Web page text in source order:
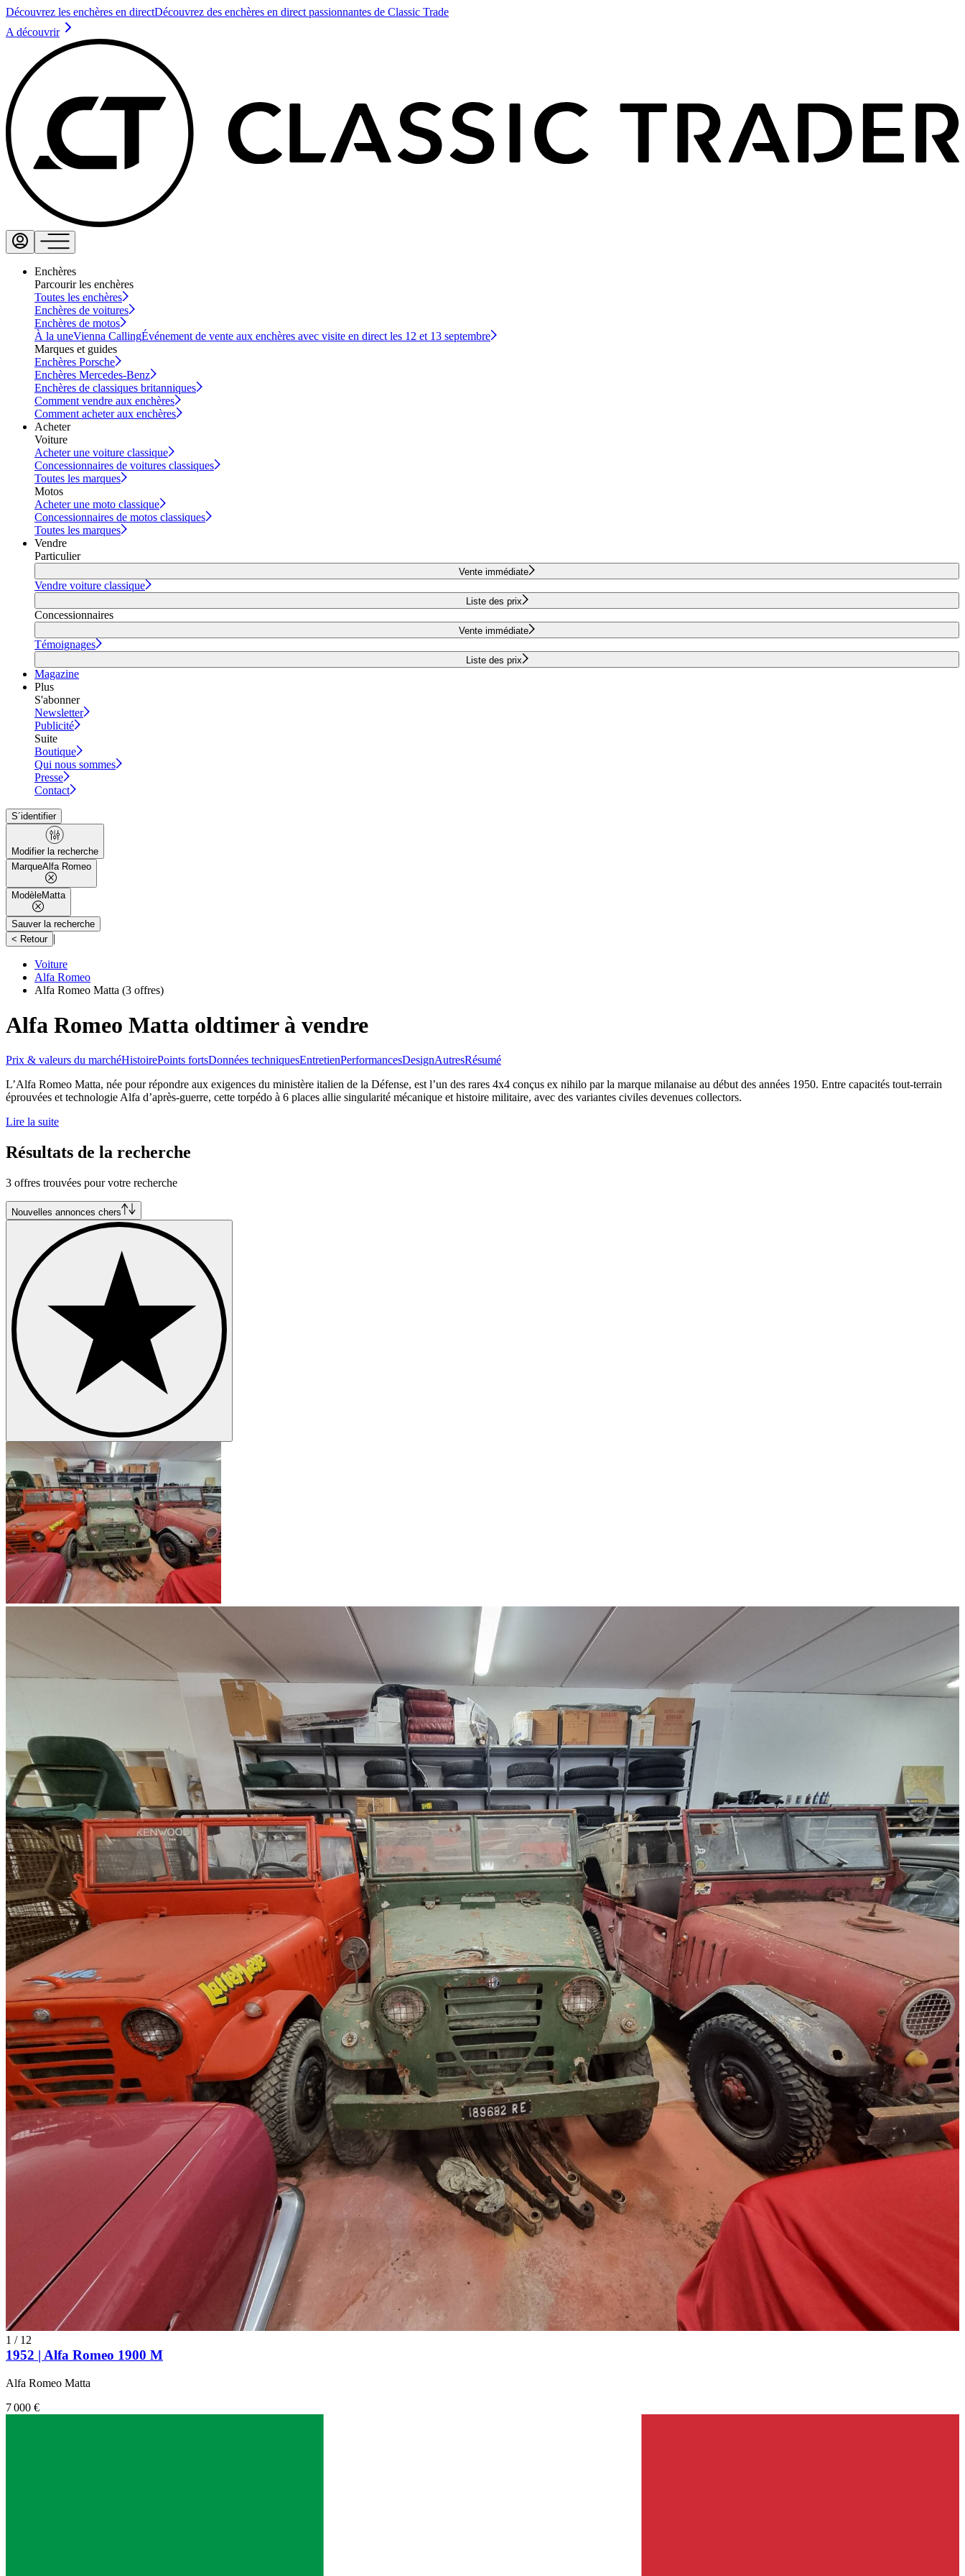
Découvrez les enchères en directDécouvrez des enchères en direct passionnantes de Classic Trade
A découvrir
Enchères
Parcourir les enchères
Toutes les enchères
Enchères de voitures
Enchères de motos
À la uneVienna CallingÉvénement de vente aux enchères avec visite en direct les 12 et 13 septembre
Marques et guides
Enchères Porsche
Enchères Mercedes-Benz
Enchères de classiques britanniques
Comment vendre aux enchères
Comment acheter aux enchères
Acheter
Voiture
Acheter une voiture classique
Concessionnaires de voitures classiques
Toutes les marques
Motos
Acheter une moto classique
Concessionnaires de motos classiques
Toutes les marques
Vendre
Particulier
Vente immédiate
Vendre voiture classique
Liste des prix
Concessionnaires
Vente immédiate
Témoignages
Liste des prix
Magazine
Plus
S'abonner
Newsletter
Publicité
Suite
Boutique
Qui nous sommes
Presse
Contact
S´identifier
Modifier la recherche
MarqueAlfa Romeo
ModèleMatta
Sauver la recherche
< Retour |
Voiture
Alfa Romeo
Alfa Romeo Matta (3 offres)
Alfa Romeo Matta oldtimer à vendre
Prix & valeurs du marchéHistoirePoints fortsDonnées techniquesEntretienPerformancesDesignAutresRésumé
L’Alfa Romeo Matta, née pour répondre aux exigences du ministère italien de la Défense, est l’un des rares 4x4 conçus ex nihilo par la marque milanaise au début des années 1950. Entre capacités tout-terrain
éprouvées et technologie Alfa d’après-guerre, cette torpédo à 6 places allie singularité mécanique et histoire militaire, avec des variantes civiles devenues collectors.
Lire la suite
Résultats de la recherche
3 offres trouvées pour votre recherche
Nouvelles annonces chers
1 / 12
1952 | Alfa Romeo 1900 M
Alfa Romeo Matta
7 000 €